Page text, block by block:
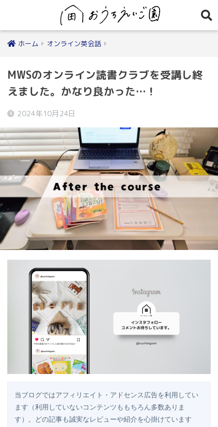
ホーム オンライン英会話
MWSのオンライン読書クラブを受講し終
えました。かなり良かった…！
2024年10月24日
当ブログではアフィリエイト・アドセンス広告を利用してい
ます（利用していないコンテンツももちろん多数ありま
す）。どの記事も誠実なレビューや紹介を心掛けています